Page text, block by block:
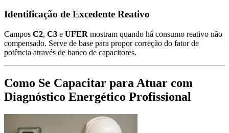
Identificação de Excedente Reativo
Campos C2, C3 e UFER mostram quando há consumo reativo não
compensado. Serve de base para propor correção do fator de
potência através de banco de capacitores.
Como Se Capacitar para Atuar com
Diagnóstico Energético Profissional